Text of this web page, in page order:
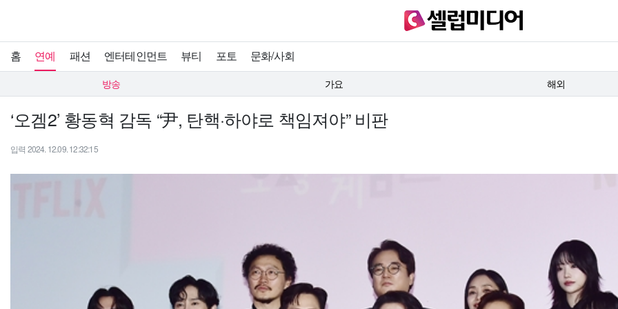
홈 연예 패션 엔터테인먼트 뷰티 포토 문화/사회
방송 가요 해외
‘오겜2’ 황동혁 감독 “尹, 탄핵·하야로 책임져야” 비판
입력 2024. 12.09. 12:32:15